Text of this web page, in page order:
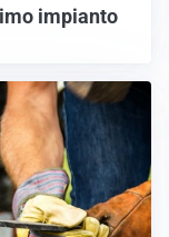
impianto